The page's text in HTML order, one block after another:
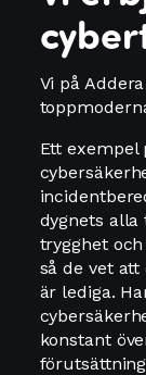
Vi på
Ett exempel
dygnets
trygghet
så de vet
är lediga.
konstant